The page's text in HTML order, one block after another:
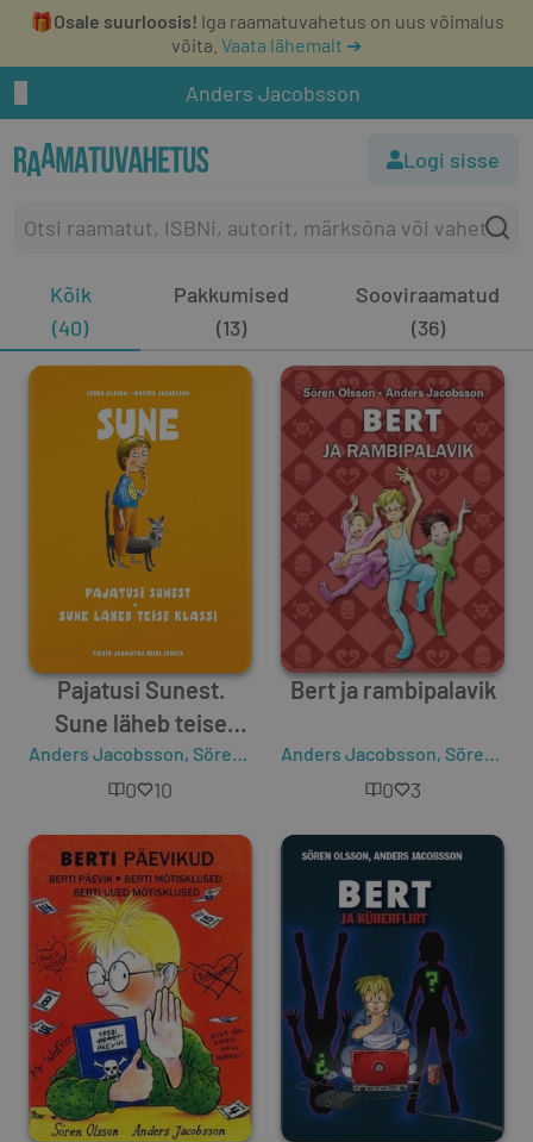
🎁Osale suurloosis! Iga raamatuvahetus on uus võimalus
võita. Vaata lähemalt ➔
Anders Jacobsson
Logi sisse
Kõik
(40)
Pakkumised
(13)
Sooviraamatud
(36)
Pajatusi Sunest.
Sune läheb teise
klassi
Anders Jacobsson, Sören Olsson
0 10
Bert ja rambipalavik
Anders Jacobsson, Sören Olsson
0 3